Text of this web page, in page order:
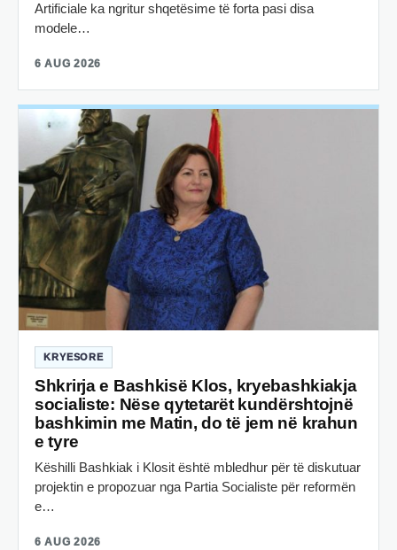
Artificiale ka ngritur shqetësime të forta pasi disa
modele…
6 AUG 2026
KRYESORE
Shkrirja e Bashkisë Klos, kryebashkiakja
socialiste: Nëse qytetarët kundërshtojnë
bashkimin me Matin, do të jem në krahun
e tyre
Këshilli Bashkiak i Klosit është mbledhur për të diskutuar
projektin e propozuar nga Partia Socialiste për reformën
e…
6 AUG 2026